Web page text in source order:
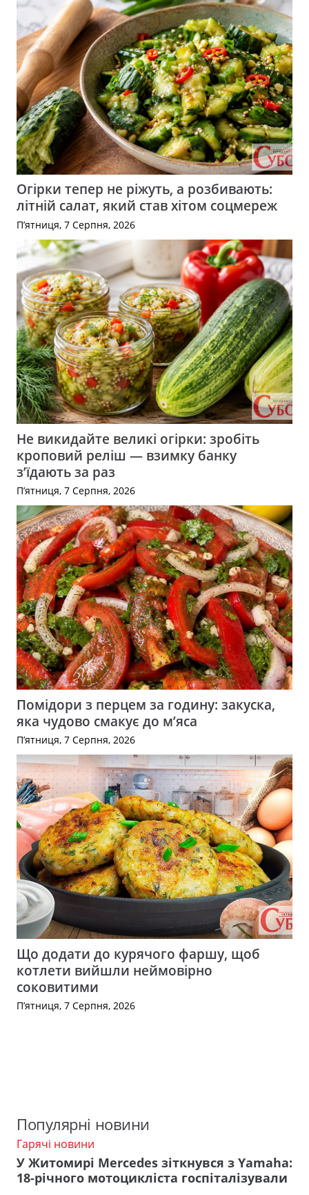
Огірки тепер не ріжуть, а розбивають:
літній салат, який став хітом соцмереж
П’ятниця, 7 Серпня, 2026
Не викидайте великі огірки: зробіть
кроповий реліш — взимку банку
з’їдають за раз
П’ятниця, 7 Серпня, 2026
Помідори з перцем за годину: закуска,
яка чудово смакує до м’яса
П’ятниця, 7 Серпня, 2026
Що додати до курячого фаршу, щоб
котлети вийшли неймовірно
соковитими
П’ятниця, 7 Серпня, 2026
Популярні новини
Гарячі новини
У Житомирі Mercedes зіткнувся з Yamaha:
18-річного мотоцикліста госпіталізували